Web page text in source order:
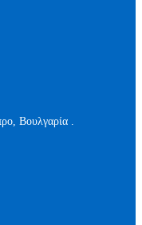
Βουλγαρία .